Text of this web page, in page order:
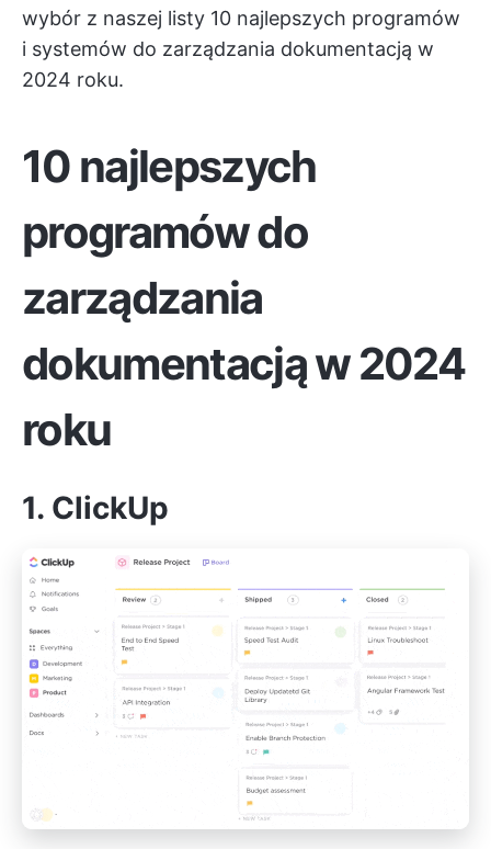
wybór z naszej listy 10 najlepszych programów
i systemów do zarządzania dokumentacją w
2024 roku.
10 najlepszych
programów do
zarządzania
dokumentacją w 2024
roku
1. ClickUp